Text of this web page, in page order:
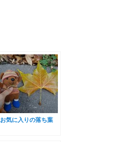
お気に入りの落ち葉